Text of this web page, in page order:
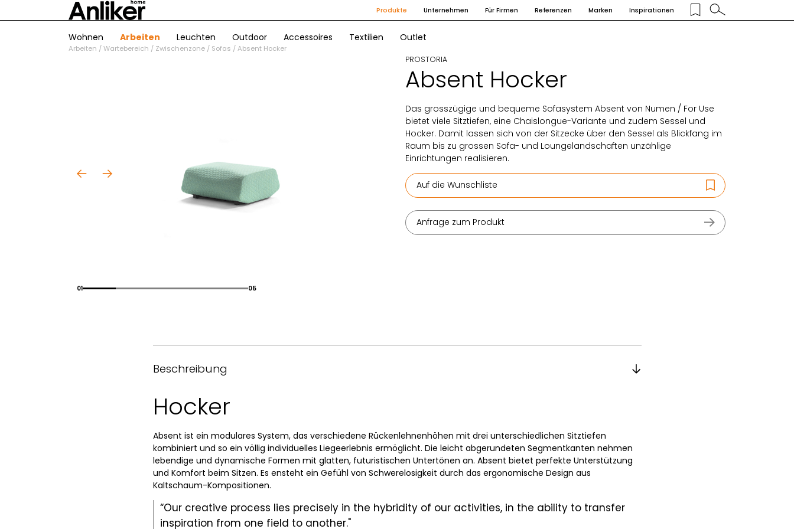
Produkte Unternehmen Für Firmen Referenzen Marken Inspirationen
Wohnen Arbeiten Leuchten Outdoor Accessoires Textilien Outlet
Arbeiten /Wartebereich / Zwischenzone / Sofas /Absent Hocker
01 05
PROSTORIA
Absent Hocker
Das grosszügige und bequeme Sofasystem Absent von Numen / For Use
bietet viele Sitztiefen, eine Chaislongue-Variante und zudem Sessel und
Hocker. Damit lassen sich von der Sitzecke über den Sessel als Blickfang im
Raum bis zu grossen Sofa- und Loungelandschaften unzählige
Einrichtungen realisieren.
Auf die Wunschliste
Anfrage zum Produkt
Beschreibung
Hocker
Absent ist ein modulares System, das verschiedene Rückenlehnenhöhen mit drei unterschiedlichen Sitztiefen
kombiniert und so ein völlig individuelles Liegeerlebnis ermöglicht. Die leicht abgerundeten Segmentkanten nehmen
lebendige und dynamische Formen mit glatten, futuristischen Untertönen an. Absent bietet perfekte Unterstützung
und Komfort beim Sitzen. Es ensteht ein Gefühl von Schwerelosigkeit durch das ergonomische Design aus
Kaltschaum-Kompositionen.
“Our creative process lies precisely in the hybridity of our activities, in the ability to transfer
inspiration from one field to another."